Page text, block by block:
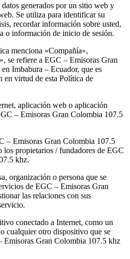
generados por un sitio web y
Se utiliza para identificar su
recordar información sobre usted,
o información de inicio de sesión.
menciona «Compañía»,
se refiere a EGC – Emisoras Gran
Imbabura – Ecuador, que es
en virtud de esta Política de
aplicación web o aplicación
– Emisoras Gran Colombia 107.5
– Emisoras Gran Colombia 107.5
los propietarios / fundadores de EGC
khz.
organización o persona que se
de EGC – Emisoras Gran
las relaciones con sus
conectado a Internet, como un
cualquier otro dispositivo que se
Emisoras Gran Colombia 107.5 khz